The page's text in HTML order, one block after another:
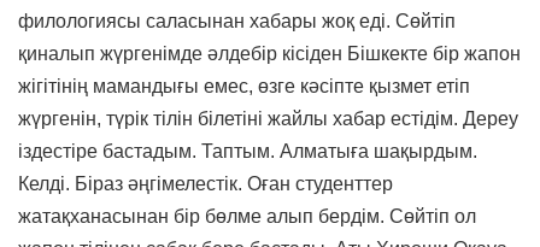
филологиясы саласынан хабары жоқ еді. Сөйтіп
қиналып жүргенімде әлдебір кісіден Бішкекте бір жапон
жігітінің мамандығы емес, өзге кәсіпте қызмет етіп
жүргенін, түрік тілін білетіні жайлы хабар естідім. Дереу
іздестіре бастадым. Таптым. Алматыға шақырдым.
Келді. Біраз әңгімелестік. Оған студенттер
жатақханасынан бір бөлме алып бердім. Сөйтіп ол